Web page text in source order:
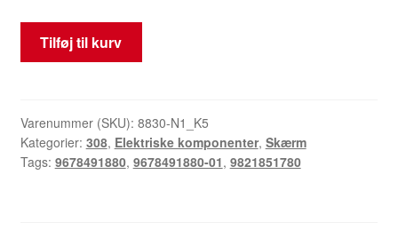
Display
Peugeot
9678491880
9821851780
Tilføj til kurv
Varenummer (SKU): 8830-N1_K5
Kategorier: 308, Elektriske komponenter, Skærm
Tags: 9678491880, 9678491880-01, 9821851780